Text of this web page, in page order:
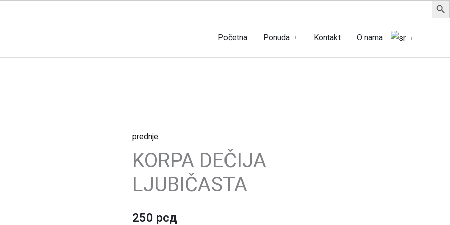
Početna Ponuda Kontakt O nama
prednje
KORPA DEČIJA
LJUBIČASTA
250 рсд
KORPA
DEČIJA
LJUBIČASTA